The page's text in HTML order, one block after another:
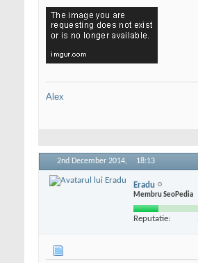
Alex
2nd December 2014, 18:13
Eradu
Membru SeoPedia
Reputatie: